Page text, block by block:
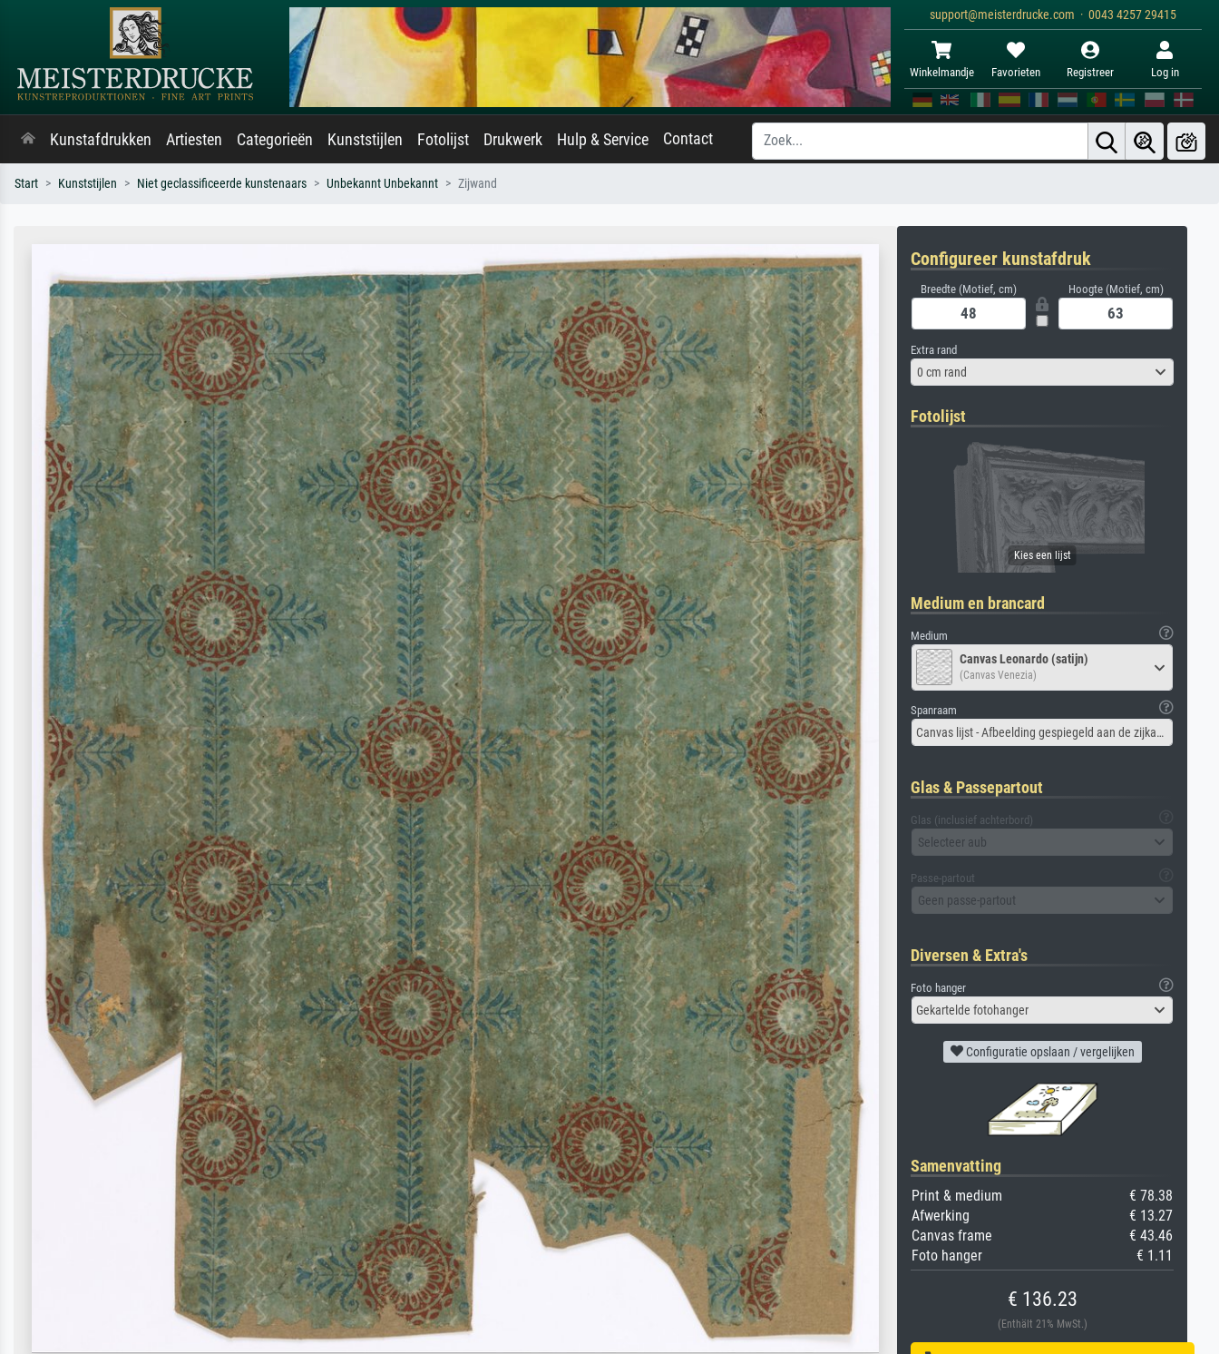
support@meisterdrucke.com · 0043 4257 29415
Winkelmandje Favorieten Registreer Log in
Kunstafdrukken Artiesten Categorieën Kunststijlen Fotolijst Drukwerk Hulp & Service Contact
Start Kunststijlen Niet geclassificeerde kunstenaars Unbekannt Unbekannt Zijwand
Configureer kunstafdruk
Breedte (Motief, cm) Hoogte (Motief, cm)
Extra rand
0 cm rand
Fotolijst
Medium en brancard
Medium
Canvas Leonardo (satijn)
(Canvas Venezia)
Spanraam
Canvas lijst - Afbeelding gespiegeld aan de zijkant
Glas & Passepartout
Glas (inclusief achterbord)
Selecteer aub
Passe-partout
Geen passe-partout
Diversen & Extra's
Foto hanger
Gekartelde fotohanger
Configuratie opslaan / vergelijken
Samenvatting
Print & medium
€ 78.38
Afwerking
€ 13.27
Canvas frame
€ 43.46
Foto hanger
€ 1.11
€ 136.23
(Enthält 21% MwSt.)